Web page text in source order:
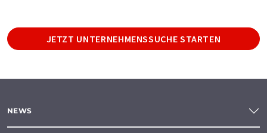
JETZT UNTERNEHMENSSUCHE STARTEN
NEWS